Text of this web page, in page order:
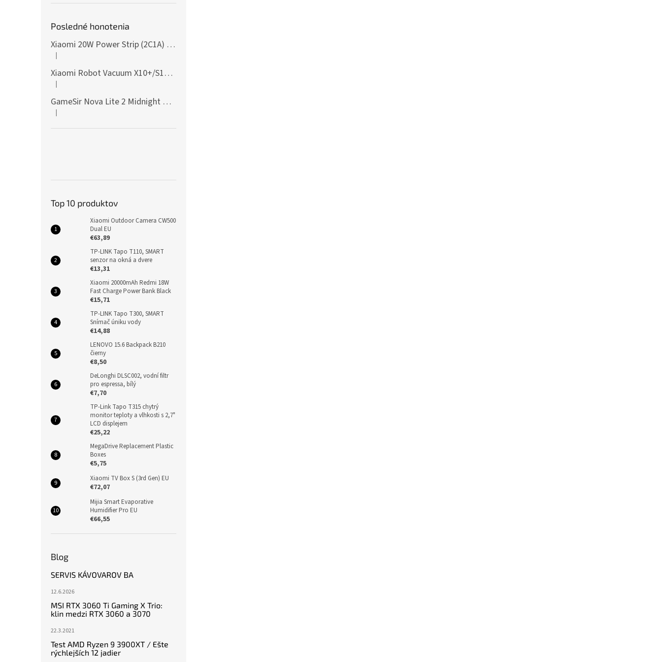
Posledné honotenia
Xiaomi 20W Power Strip (2C1A) EU
Hodnotenie produktu je 5 z 5 hviezdičiek.
|
Xiaomi Robot Vacuum X10+/S10+/X10/X20+ Side Brush
Hodnotenie produktu je 5 z 5 hviezdičiek.
|
GameSir Nova Lite 2 Midnight Gray
Hodnotenie produktu je 5 z 5 hviezdičiek.
|
Top 10 produktov
Xiaomi Outdoor Camera CW500
Dual EU
€63,89
TP-LINK Tapo T110, SMART
senzor na okná a dvere
€13,31
Xiaomi 20000mAh Redmi 18W
Fast Charge Power Bank Black
€15,71
TP-LINK Tapo T300, SMART
Snímač úniku vody
€14,88
LENOVO 15.6 Backpack B210
čierny
€8,50
DeLonghi DLSC002, vodní filtr
pro espressa, bílý
€7,70
TP-Link Tapo T315 chytrý
monitor teploty a vlhkosti s 2,7"
LCD displejem
€25,22
MegaDrive Replacement Plastic
Boxes
€5,75
Xiaomi TV Box S (3rd Gen) EU
€72,07
Mijia Smart Evaporative
Humidifier Pro EU
€66,55
Blog
SERVIS KÁVOVAROV BA
12.6.2026
MSI RTX 3060 Ti Gaming X Trio:
klin medzi RTX 3060 a 3070
22.3.2021
Test AMD Ryzen 9 3900XT / Ešte
rýchlejších 12 jadier